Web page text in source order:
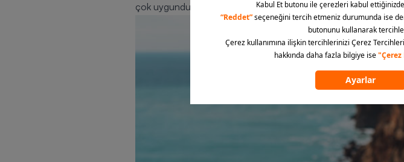
çok uygundur. Doğada yürüyüş için botun efsanelerinden Cat